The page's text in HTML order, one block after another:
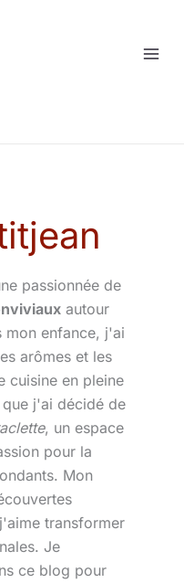
passionnée de
autour
mon enfance, j'ai
arômes et les
cuisine en pleine
j'ai décidé de
, un espace
pour la
Mon
transformer
Je
ce blog pour